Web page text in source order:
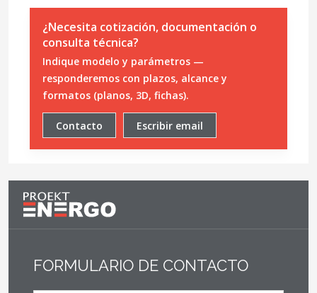
¿Necesita cotización, documentación o
consulta técnica?
Indique modelo y parámetros —
responderemos con plazos, alcance y
formatos (planos, 3D, fichas).
Contacto Escribir email
FORMULARIO DE CONTACTO